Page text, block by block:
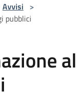
Avvisi >
pubblici